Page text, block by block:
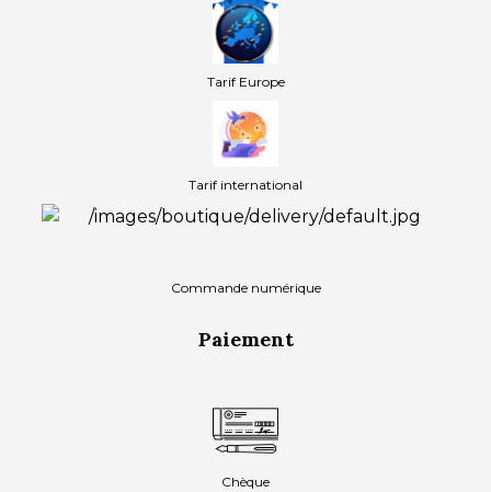
Tarif Europe
Tarif international
Commande numérique
Paiement
Chèque